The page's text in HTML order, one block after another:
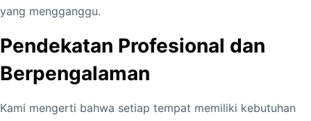
yang mengganggu.
Pendekatan Profesional dan
Berpengalaman
Kami mengerti bahwa setiap tempat memiliki kebutuhan